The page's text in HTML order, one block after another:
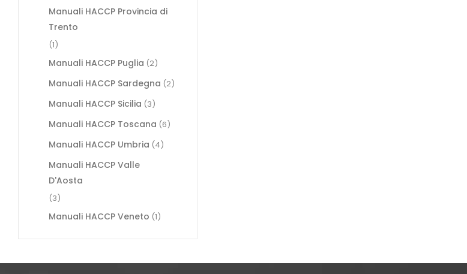
Manuali HACCP Provincia di
Trento
(1)
Manuali HACCP Puglia (2)
Manuali HACCP Sardegna (2)
Manuali HACCP Sicilia (3)
Manuali HACCP Toscana (6)
Manuali HACCP Umbria (4)
Manuali HACCP Valle
D'Aosta
(3)
Manuali HACCP Veneto (1)